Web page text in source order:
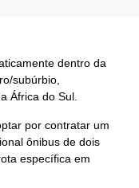
dentro da
subúrbio,
África do Sul.
por contratar um
ônibus de dois
específica em